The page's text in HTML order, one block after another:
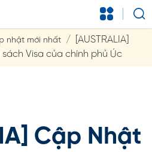
nhật mới nhất
[AUSTRALIA]
Visa của chính phủ Úc
Cập Nhật